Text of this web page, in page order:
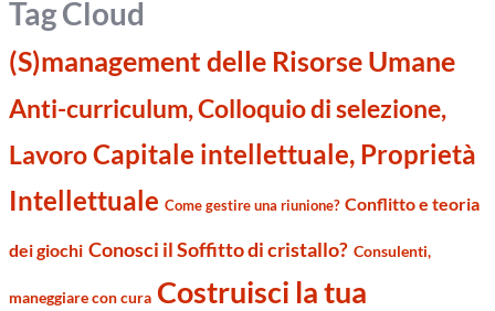
Tag Cloud
(S)management delle Risorse Umane
Anti-curriculum, Colloquio di selezione,
LavoroCapitale intellettuale, Proprietà
Intellettuale Come gestire una riunione? Conflitto e teoria
dei giochi Conosci il Soffitto di cristallo? Consulenti,
maneggiare con cura Costruisci la tua